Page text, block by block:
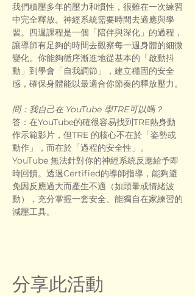
我們積壓多年的壓力和慣性，很難在一次練習
中完全釋放。神經系統需要時間去適應與學
習。四週課程是一個「陪伴與深化」的過程，
讓導師有足夠的時間去觀察每一週身體的細微
變化。你能夠循序漸進地從基本的「啟動抖
動」到學會「自我調節」，建立穩固的安全
感，確保身體能以最適合你節奏的釋放壓力。
問：我自己在 YouTube 學TRE可以嗎？
答：在YouTube的確很容易找到TRE熱身動
作示範影片，但TRE 的核心不在於「姿勢或
動作」，而在於「過程的安全性」。
YouTube 無法針對你的神經系統反應給予即
時回饋。透過Certified的導師指導，能夠避
免因反應過大而產生不適（如頭暈或情緒波
動），充分掌握一套安全、能獨自在家練習的
減壓工具。
分享此活動